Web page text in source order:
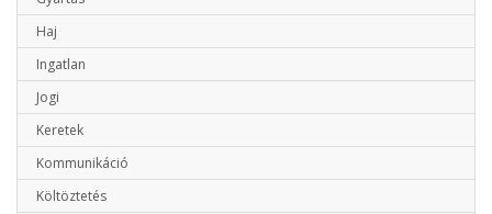
Haj
Ingatlan
Jogi
Keretek
Kommunikáció
Költöztetés